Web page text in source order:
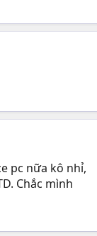
pc nữa kô nhỉ,
Chắc mình